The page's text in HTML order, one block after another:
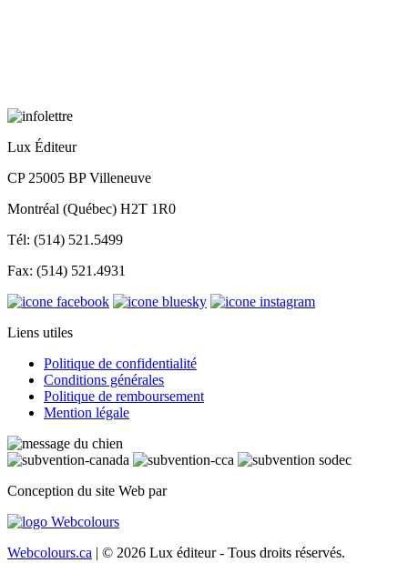
Lux Éditeur
CP 25005 BP Villeneuve
Montréal (Québec) H2T 1R0
Tél: (514) 521.5499
Fax: (514) 521.4931
Liens utiles
Politique de confidentialité
Conditions générales
Politique de remboursement
Mention légale
Conception du site Web par
Webcolours.ca | © 2026 Lux éditeur - Tous droits réservés.